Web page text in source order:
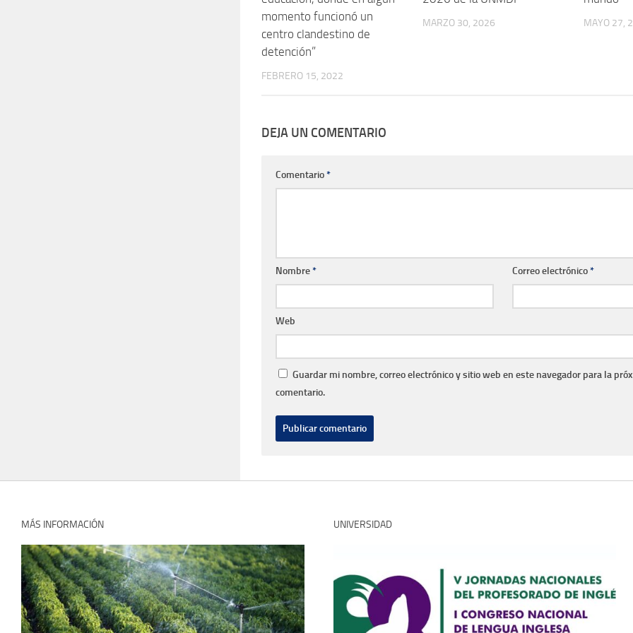
momento funcionó un
centro clandestino de
detención”
FEBRERO 15, 2022
MARZO 30, 2026 MAYO 27,
DEJA UN COMENTARIO
Comentario*
Nombre* Correo electrónico*
Web
Guardar mi nombre, correo electrónico y sitio web en este navegador para la
comentario.
MÁS INFORMACIÓN UNIVERSIDAD